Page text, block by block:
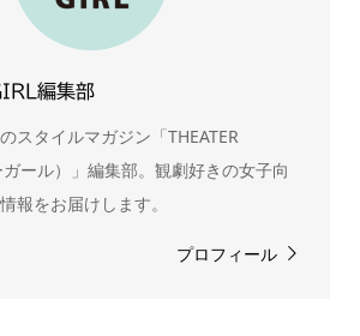
編集部
スタイルマガジン「THEATER
ール）」編集部。観劇好きの女子向
報をお届けします。
プロフィール